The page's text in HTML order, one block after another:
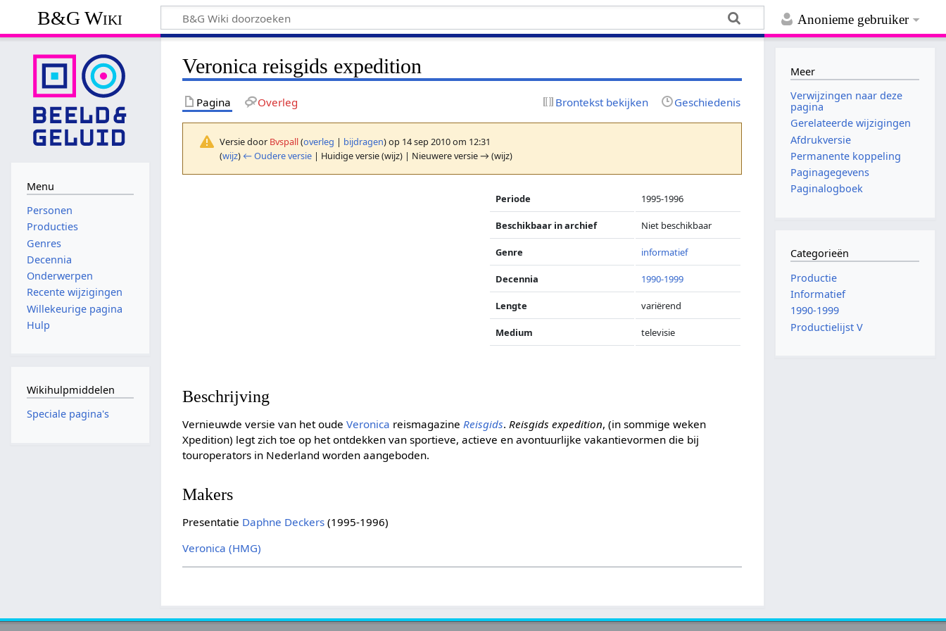
Anonieme gebruiker
B&G Wiki
Veronica reisgids expedition
Pagina Overleg Brontekst bekijken Geschiedenis
Versie door Bvspall(overleg | bijdragen)op 14 sep 2010 om 12:31
(wijz) ← Oudere versie | Huidige versie (wijz) | Nieuwere versie → (wijz)
Periode 1995-1996
Beschikbaar in archief Niet beschikbaar
Genre informatief
Decennia 1990-1999
Lengte variërend
Medium televisie
Beschrijving
Vernieuwde versie van het oudeVeronica reismagazineReisgids.Reisgids expedition, (in sommige weken
Xpedition) legt zich toe op het ontdekken van sportieve, actieve en avontuurlijke vakantievormen die bij
touroperators in Nederland worden aangeboden.
Makers
Presentatie Daphne Deckers (1995-1996)
Veronica (HMG)
Menu
Personen
Producties
Genres
Decennia
Onderwerpen
Recente wijzigingen
Willekeurige pagina
Hulp
Wikihulpmiddelen
Speciale pagina's
Meer
Verwijzingen naar deze
pagina
Gerelateerde wijzigingen
Afdrukversie
Permanente koppeling
Paginagegevens
Paginalogboek
Categorieën
Productie
Informatief
1990-1999
Productielijst V